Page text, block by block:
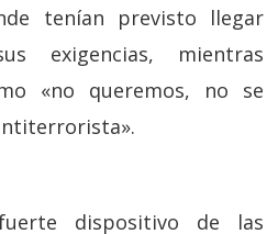
tenían previsto llegar
exigencias, mientras
«no queremos, no se
dispositivo de las